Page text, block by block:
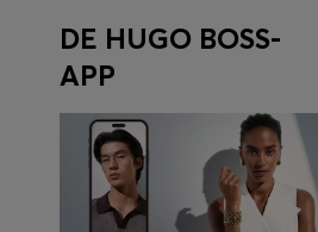
DE HUGO BOSS-
APP